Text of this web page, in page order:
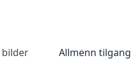
bilder Allmenn tilgang